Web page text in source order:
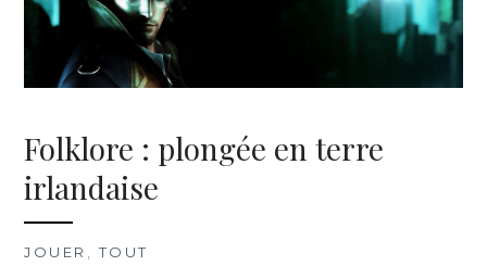
Folklore : plongée en terre
irlandaise
JOUER ,TOUT